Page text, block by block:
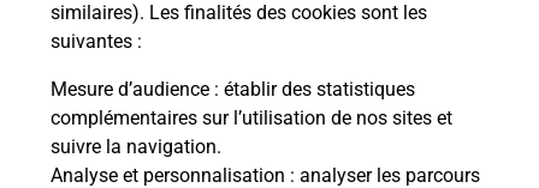
similaires). Les finalités des cookies sont les
suivantes :
Mesure d’audience : établir des statistiques
complémentaires sur l’utilisation de nos sites et
suivre la navigation.
Analyse et personnalisation : analyser les parcours
Comment demander une
modification de livraison ?
Comment La Poste participe-t-elle
à votre sécurité au quotidien ?